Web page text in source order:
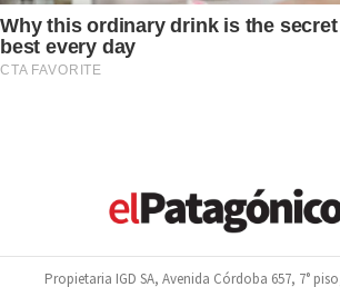
Propietaria IGD SA, Avenida Córdoba 657, 7°